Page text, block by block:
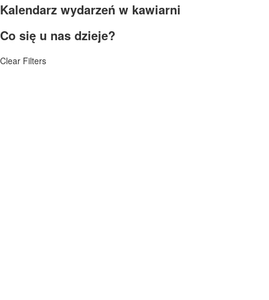
Kalendarz wydarzeń w kawiarni
Co się u nas dzieje?
Clear Filters